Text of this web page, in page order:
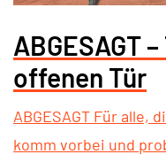
ABGESAGT
offenen Tür
ABGESAGT Für alle,
komm vorbei und